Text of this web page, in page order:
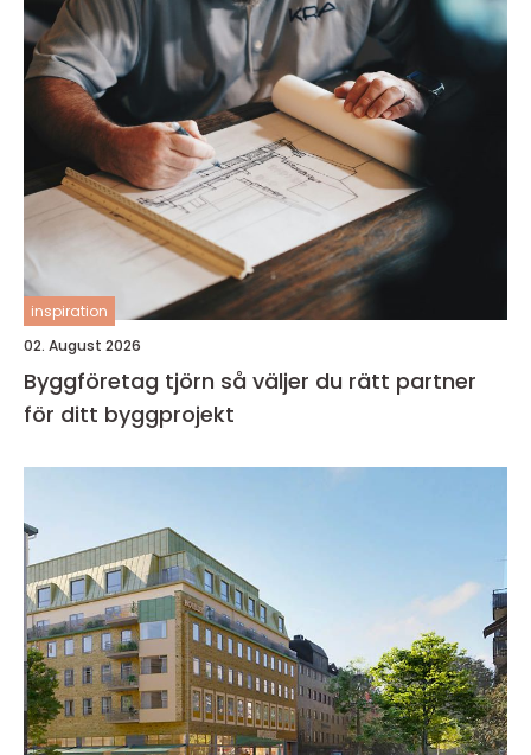
inspiration
02. August 2026
Byggföretag tjörn så väljer du rätt partner
för ditt byggprojekt